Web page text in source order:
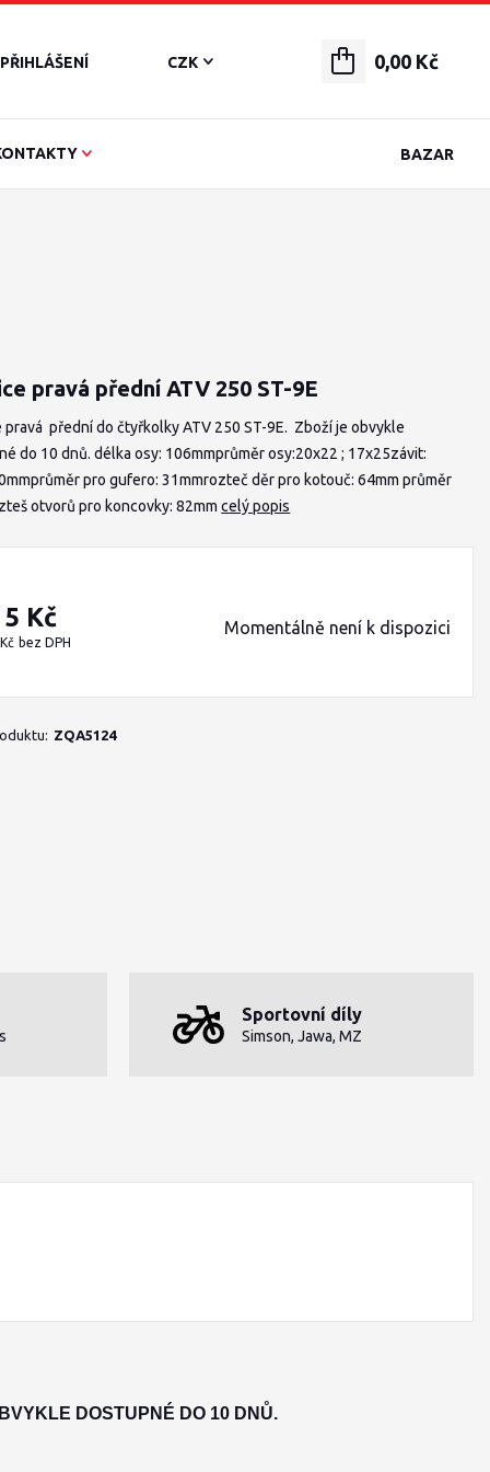
BAZAR
CZK
PŘIHLÁŠENÍ 0,00 Kč
pravá přední ATV 250 ST-9E
pravá přední do čtyřkolky ATV 250 ST-9E. Zboží je obvykle
do 10 dnů. délka osy: 106mmprůměr osy:20x22 ; 17x25závit:
pro gufero: 31mmrozteč děr pro kotouč: 64mm průměr
otvorů pro koncovky: 82mmcelý popis
Kč
bez DPH
Momentálně není k dispozici
ZQA5124
Sportovní díly
Simson, Jawa, MZ
DOSTUPNÉ DO 10 DNŮ.